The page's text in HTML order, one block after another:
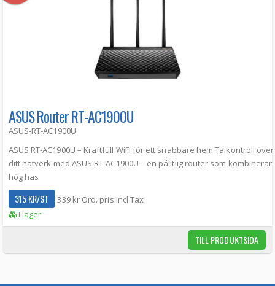
ASUS Router RT-AC1900U
ASUS-RT-AC1900U
ASUS RT-AC1900U – Kraftfull WiFi för ett snabbare hem Ta kontroll över
ditt nätverk med ASUS RT-AC1900U – en pålitlig router som kombinerar
hög has
315 KR/ST
339 kr Ord. pris Incl Tax
I lager
TILL PRODUKTSIDA